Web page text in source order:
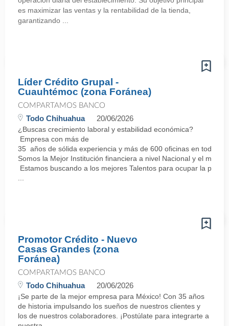
es maximizar las ventas y la rentabilidad de la tienda,
garantizando ...
Líder Crédito Grupal -
Cuauhtémoc (zona Foránea)
COMPARTAMOS BANCO
Todo Chihuahua 20/06/2026
¿Buscas crecimiento laboral y estabilidad económica?
Empresa con más de
35 años de sólida experiencia y más de 600 oficinas en todo el
Somos la Mejor Institución financiera a nivel Nacional y el
Estamos buscando a los mejores Talentos para ocupar la
Promotor Crédito - Nuevo
Casas Grandes (zona
Foránea)
COMPARTAMOS BANCO
Todo Chihuahua 20/06/2026
¡Se parte de la mejor empresa para México! Con 35 años
de historia impulsando los sueños de nuestros clientes y
los de nuestros colaboradores. ¡Postúlate para integrarte a